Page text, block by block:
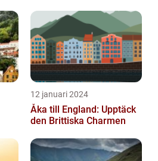
12 januari 2024
Åka till England: Upptäck
den Brittiska Charmen